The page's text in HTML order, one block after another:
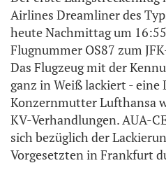
Airlines Dreamliner des
heute Nachmittag um
Flugnummer OS87 zum
Das Flugzeug mit der
ganz in Weiß lackiert - eine
Konzernmutter Lufthansa
KV-Verhandlungen. AUA-
sich bezüglich der
Vorgesetzten in Frankfurt